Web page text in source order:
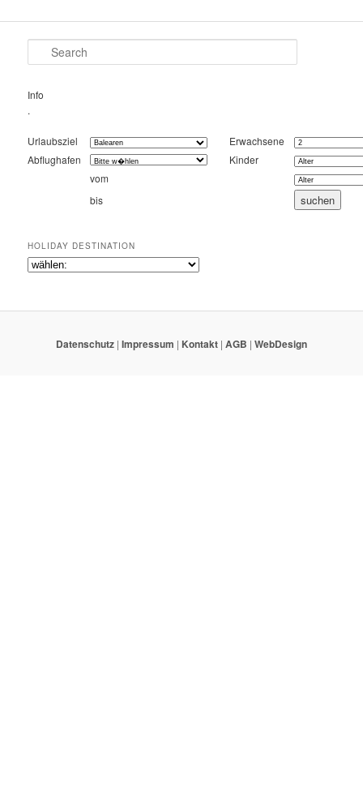
Search
Info
.
Urlaubsziel
Erwachsene
Abflughafen
Kinder
vom
bis
HOLIDAY DESTINATION
Datenschutz | Impressum | Kontakt | AGB | WebDesign